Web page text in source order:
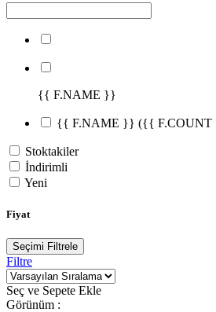
{{ F.NAME }}
{{ F.NAME }} ({{
Stoktakiler
İndirimli
Yeni
Fiyat
Seçimi Filtrele
Filtre
Seç ve Sepete Ekle
Görünüm :